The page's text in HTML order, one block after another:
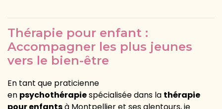
Thérapie pour enfant :
Accompagner les plus jeunes
vers le bien-être
En tant que praticienne
en psychothérapiespécialisée dans la thérapie
pour enfantsà Montpellier et ses alentours, je